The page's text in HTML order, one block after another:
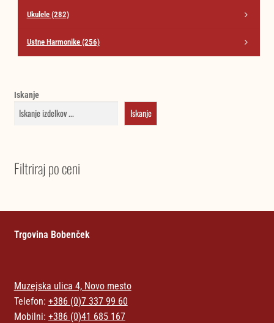
Ukulele (282)
Ustne Harmonike (256)
Iskanje
Iskanje
Filtriraj po ceni
Trgovina Bobenček
Muzejska ulica 4, Novo mesto
Telefon: +386 (0)7 337 99 60
Mobilni: +386 (0)41 685 167